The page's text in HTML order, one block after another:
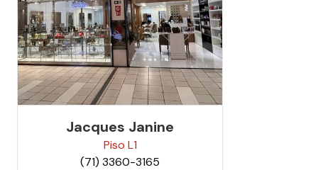
Jacques Janine
Piso L1
(71) 3360-3165